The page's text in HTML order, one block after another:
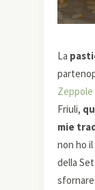
La
Zeppole
Friuli,
mie
non ho
della